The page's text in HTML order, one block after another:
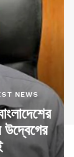
NEWS
উদ্বেগের